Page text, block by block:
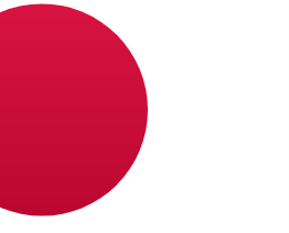
transferencias
Savings Bank de Países
varían según el método de
transacción. Normalmente, las
internacionales tardan entre 1
como los festivos
de seguridad también pueden
los tiempos límite de Oma
retrasos.